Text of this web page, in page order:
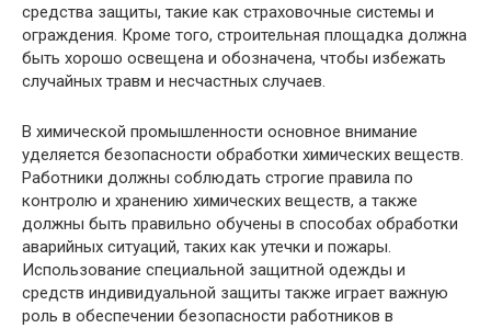
средства защиты, такие как страховочные системы и
ограждения. Кроме того, строительная площадка должна
быть хорошо освещена и обозначена, чтобы избежать
случайных травм и несчастных случаев.
В химической промышленности основное внимание
уделяется безопасности обработки химических веществ.
Работники должны соблюдать строгие правила по
контролю и хранению химических веществ, а также
должны быть правильно обучены в способах обработки
аварийных ситуаций, таких как утечки и пожары.
Использование специальной защитной одежды и
средств индивидуальной защиты также играет важную
роль в обеспечении безопасности работников в